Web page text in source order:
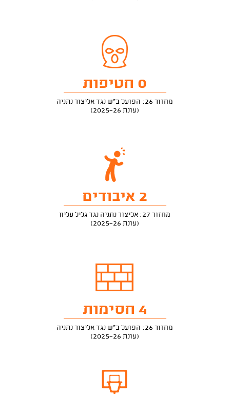
0 חטיפות
מחזור 26: הפועל ב"ש נגד אליצור נתניה
(עונת 2025-26)
2 איבודים
מחזור 27: אליצור נתניה נגד גליל עליון
(עונת 2025-26)
4 חסימות
מחזור 26: הפועל ב"ש נגד אליצור נתניה
(עונת 2025-26)